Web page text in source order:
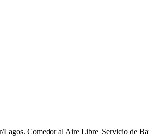
Lagos. Comedor al Aire Libre. Servicio de